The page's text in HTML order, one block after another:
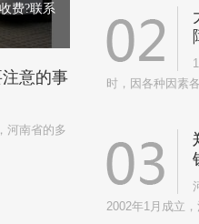
费?联系
意的事
南省的多
时，因各种因素
2002年1月成立，